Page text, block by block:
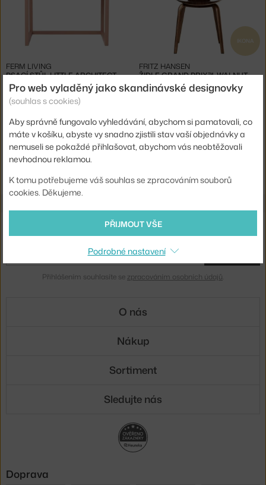
PSACÍ STŮL LITTLE ARCHITECT, ROSE
FERM LIVING
3 - 4 týdny, 6 970 Kč
IKONA
ŽIDLE GRAND PRIX™, WALNUT
FRITZ HANSEN
4 - 6 týdnů,18 174 Kč
Ste zo Slovenska? Prejdite na
Pro web vyladěný jako skandinávské designovky
(souhlas s cookies)
Aby správně fungovalo vyhledávání, abychom si pamatovali, co
máte v košíku, abyste vy snadno zjistili stav vaší objednávky a
nemuseli se pokaždé přihlašovat, abychom vás neobtěžovali
nevhodnou reklamou.
K tomu potřebujeme váš souhlas se zpracováním souborů
cookies. Děkujeme.
PŘIJMOUT VŠE
Podrobné nastavení
Přihlášením souhlasíte se zpracováním osobních údajů
O nás
Nákup
Sortiment
Sledujte nás
Doprava